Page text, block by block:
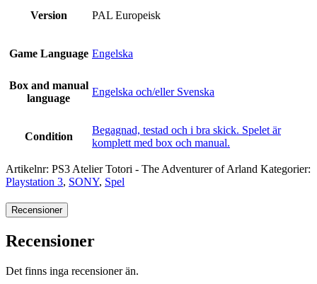
Version PAL Europeisk
Game Language Engelska
Box and manual
language
Engelska och/eller Svenska
Condition
Begagnad, testad och i bra skick. Spelet är
komplett med box och manual.
Artikelnr: PS3 Atelier Totori - The Adventurer of Arland Kategorier:
Playstation 3, SONY, Spel
Recensioner
Recensioner
Det finns inga recensioner än.